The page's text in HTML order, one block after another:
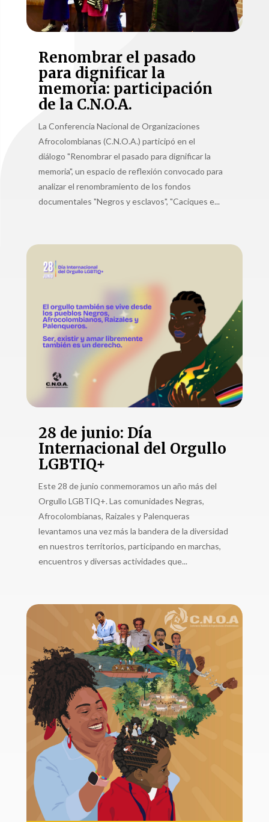
Renombrar el pasado
para dignificar la
memoria: participación
de la C.N.O.A.
La Conferencia Nacional de Organizaciones
Afrocolombianas (C.N.O.A.) participó en el
diálogo "Renombrar el pasado para dignificar la
memoria", un espacio de reflexión convocado para
analizar el renombramiento de los fondos
documentales "Negros y esclavos", "Caciques e...
28 de junio: Día
Internacional del Orgullo
LGBTIQ+
Este 28 de junio conmemoramos un año más del
Orgullo LGBTIQ+. Las comunidades Negras,
Afrocolombianas, Raizales y Palenqueras
levantamos una vez más la bandera de la diversidad
en nuestros territorios, participando en marchas,
encuentros y diversas actividades que...